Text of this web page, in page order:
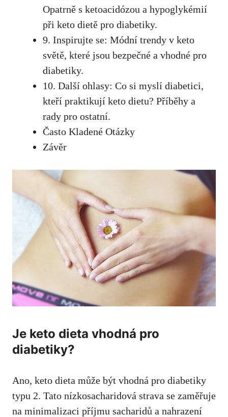
Opatrně s‍ ketoacidózou ⁢a hypoglykémií
při keto dietě pro diabetiky.
9. Inspirujte se: Módní trendy ‌v keto
světě, které jsou bezpečné a vhodné pro
diabetiky.
10. Další ohlasy: Co si myslí diabetici,
kteří praktikují ‌keto dietu? Příběhy‍ a
⁣rady pro ostatní.
Často Kladené Otázky
Závěr
Je keto dieta vhodná pro
diabetiky?
Ano, keto⁣ dieta může být vhodná pro diabetiky
typu⁢ 2. Tato nízkosacharidová‍ strava se zaměřuje
na minimalizaci příjmu sacharidů a⁣ nahrazení